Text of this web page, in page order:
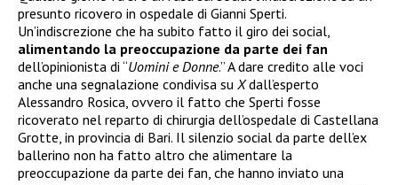
presunto ricovero in ospedale di Gianni Sperti.
Un’indiscrezione che ha subito fatto il giro dei social,
alimentando la preoccupazione da parte dei fan
dell’opinionista di “Uomini e Donne.” A dare credito alle voci
anche una segnalazione condivisa su Xdall’esperto
Alessandro Rosica, ovvero il fatto che Sperti fosse
ricoverato nel reparto di chirurgia dell’ospedale di Castellana
Grotte, in provincia di Bari. Il silenzio social da parte dell’ex
ballerino non ha fatto altro che alimentare la
preoccupazione da parte dei fan, che hanno inviato una